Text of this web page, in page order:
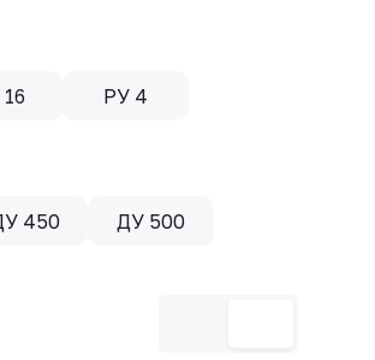
РУ 4
450 ДУ 500